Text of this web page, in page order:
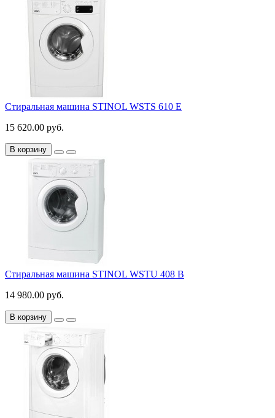
Стиральная машина STINOL WSTS 610 E
15 620.00 руб.
В корзину
Стиральная машина STINOL WSTU 408 B
14 980.00 руб.
В корзину